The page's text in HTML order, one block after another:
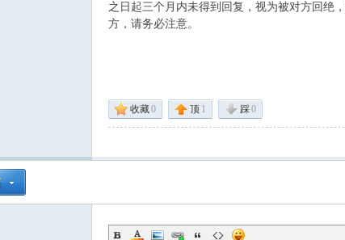
之日起三个月内未得到回复，视为被对方回绝
方，请务必注意。
收藏0 顶 1 踩0